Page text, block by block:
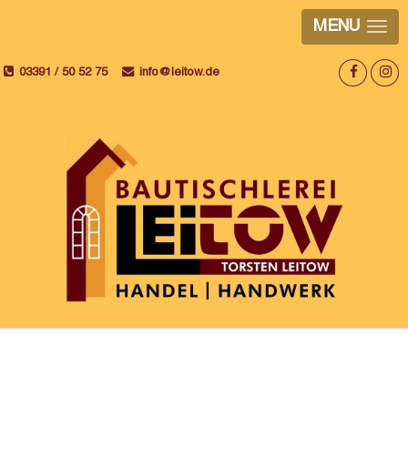
MENU
03391 / 50 52 75 info@leitow.de